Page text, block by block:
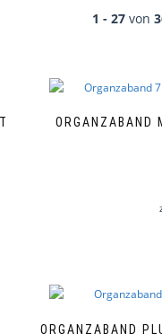
1 - 27 von
ORGANZABAND
ORGANZABAND